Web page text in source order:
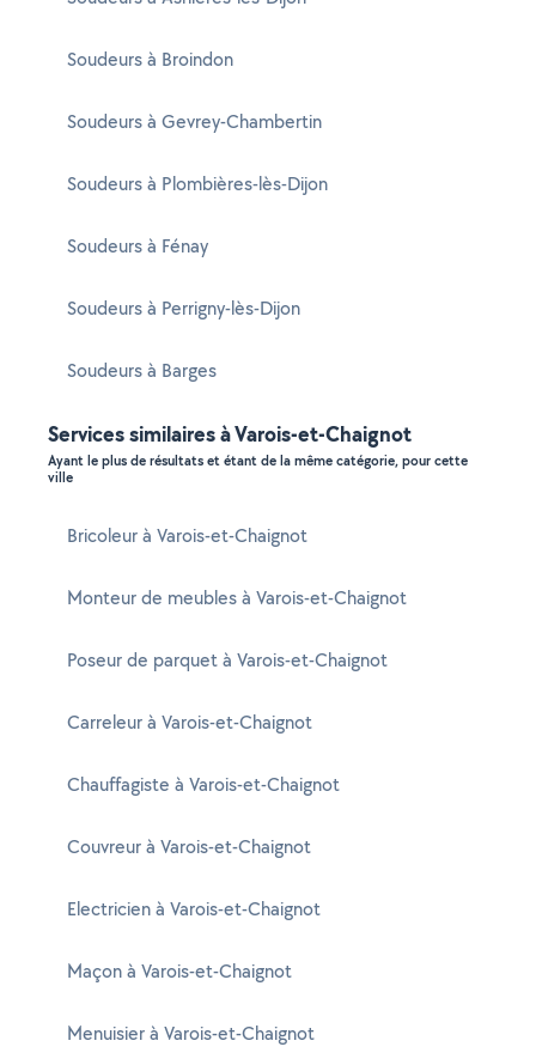
Soudeurs à Broindon
Soudeurs à Gevrey-Chambertin
Soudeurs à Plombières-lès-Dijon
Soudeurs à Fénay
Soudeurs à Perrigny-lès-Dijon
Soudeurs à Barges
Services similaires à Varois-et-Chaignot
Ayant le plus de résultats et étant de la même catégorie, pour cette
ville
Bricoleur à Varois-et-Chaignot
Monteur de meubles à Varois-et-Chaignot
Poseur de parquet à Varois-et-Chaignot
Carreleur à Varois-et-Chaignot
Chauffagiste à Varois-et-Chaignot
Couvreur à Varois-et-Chaignot
Electricien à Varois-et-Chaignot
Maçon à Varois-et-Chaignot
Menuisier à Varois-et-Chaignot